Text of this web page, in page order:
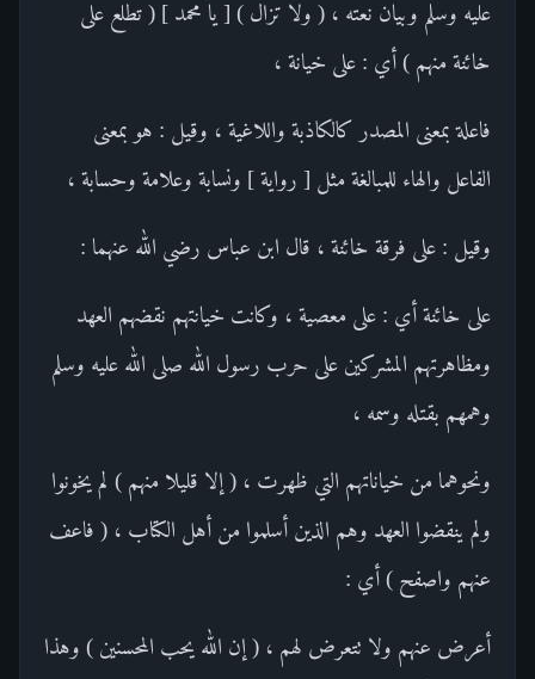
عليه وسلم وبيان نعته ، ( ولا تزال ) [ يا محمد ] ( تطلع على
خائنة منهم ) أي : على خيانة ،
فاعلة بمعنى المصدر كالكاذبة واللاغية ، وقيل : هو بمعنى
الفاعل والهاء للمبالغة مثل [ رواية ] ونسابة وعلامة وحسابة ،
وقيل : على فرقة خائنة ، قال ابن عباس رضي الله عنهما :
على خائنة أي : على معصية ، وكانت خيانتهم نقضهم العهد
ومظاهرتهم المشركين على حرب رسول الله صلى الله عليه وسلم
وهمهم بقتله وسمه ،
ونحوهما من خياناتهم التي ظهرت ، ( إلا قليلا منهم ) لم يخونوا
ولم ينقضوا العهد وهم الذين أسلموا من أهل الكتاب ، ( فاعف
عنهم واصفح ) أي :
أعرض عنهم ولا تتعرض لهم ، ( إن الله يحب المحسنين ) وهذا